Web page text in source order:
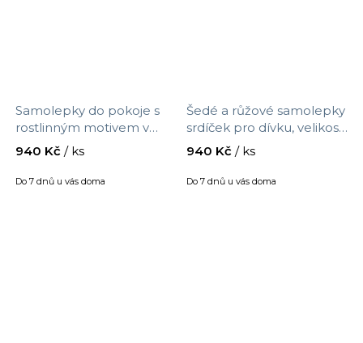
Samolepky do pokoje s
rostlinným motivem v
zemitých barvách na zeď
do obýváku, velikost 90 x
30 cm, 9544f
Do 7 dnů u vás doma
940 Kč / ks
Šedé a růžové samolepky
srdíček pro dívku, velikost
90 x 30 cm, 9543f
Do 7 dnů u vás doma
940 Kč / ks